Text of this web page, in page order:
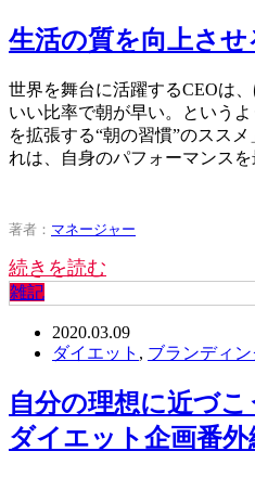
生活の質を向上さ
世界を舞台に活躍するCEOは
いい比率で朝が早い。という
を拡張する“朝の習慣”のスス
れは、自身のパフォーマンス
著者： マネージャー
続きを読む
雑記
2020.03.09
ダイエット , ブランディン
自分の理想に近づ
ダイエット企画番外